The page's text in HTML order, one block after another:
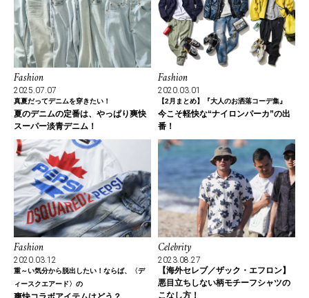
Fashion
2025.07.07
真夏だってデニムを穿きたい！
夏のデニムの定番は、やっぱり爽快
スーパー淡青デニム！
Fashion
2020.03.01
【2月まとめ】『大人のお洒落コーデ集』
今こそ軽快な“ナイロンパーカ”の出
番！
Fashion
2020.03.12
重～い気分から脱出したい！ならば、〈デ
ィースクエアード〉の
Celebrity
2023.08.27
【海外セレブ／ザック・エフロン】
悪目立ちしない柄モチーフシャツの
こなし方！